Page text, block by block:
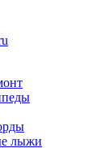
лыжи